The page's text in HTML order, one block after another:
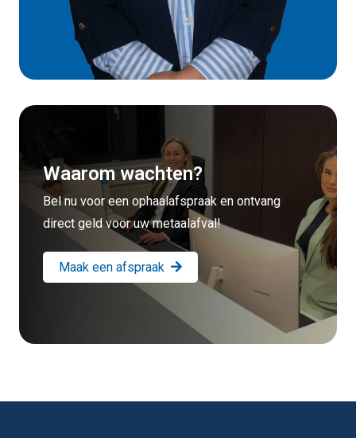
Waarom wachten?
Bel nu voor een ophaalafspraak en ontvang
direct geld voor uw metaalafval!
Maak een afspraak